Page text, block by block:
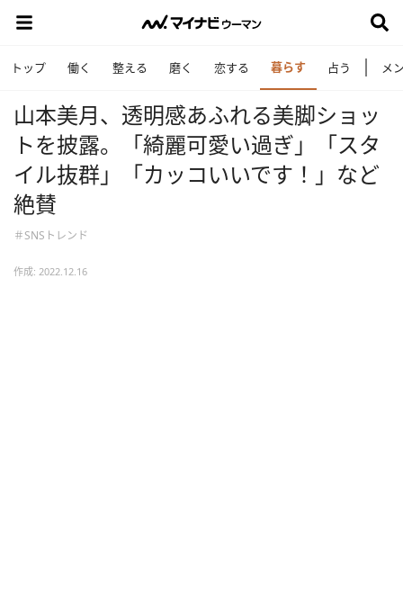
トップ 働く 整える 磨く 恋する 暮らす 占う メ
山本美月、透明感あふれる美脚ショッ
トを披露。「綺麗可愛い過ぎ」「スタ
イル抜群」「カッコいいです！」など
絶賛
＃SNSトレンド
作成: 2022.12.16